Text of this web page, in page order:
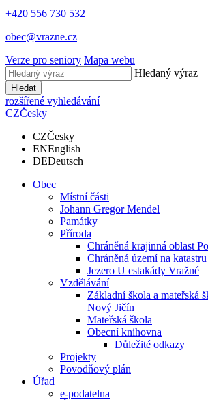
+420 556 730 532
obec@vrazne.cz
Verze pro seniory Mapa webu
Hledaný výraz
Hledat
rozšířené vyhledávání
CZČesky
CZČesky
ENEnglish
DEDeutsch
Obec
Místní části
Johann Gregor Mendel
Památky
Příroda
Chráněná krajinná oblast
Chráněná území na
Jezero U estakády Vražné
Vzdělávání
Základní škola a mateřská
Nový Jičín
Mateřská škola
Obecní knihovna
Důležité odkazy
Projekty
Povodňový plán
Úřad
e-podatelna